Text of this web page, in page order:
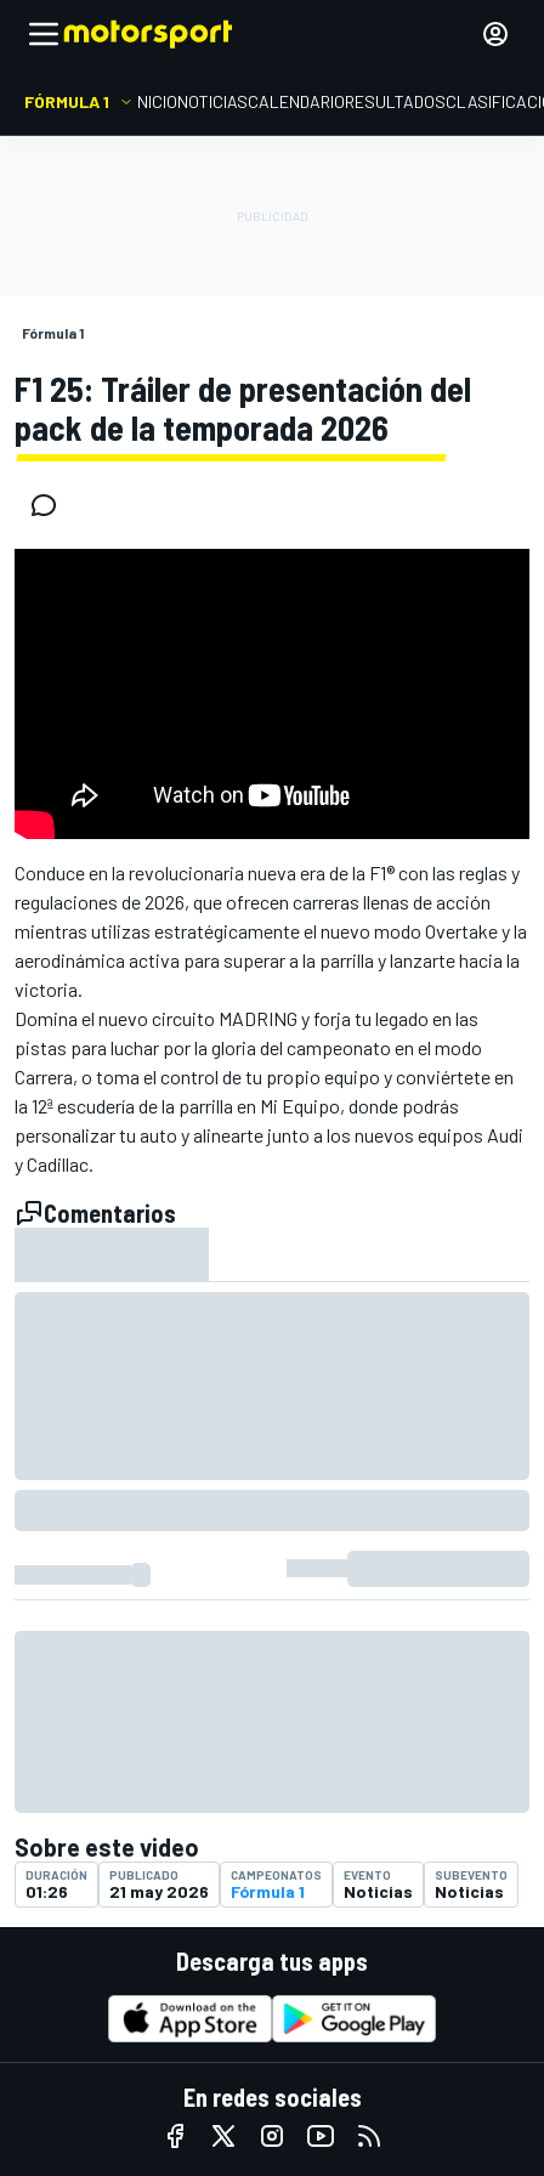
FÓRMULA 1 INICIONOTICIASCALENDARIORESULTADOS
Fórmula 1
F1 25: Tráiler de presentación del
pack de la temporada 2026
Conduce en la revolucionaria nueva era de la F1® con las reglas y
regulaciones de 2026, que ofrecen carreras llenas de acción
mientras utilizas estratégicamente el nuevo modo Overtake y la
aerodinámica activa para superar a la parrilla y lanzarte hacia la
victoria.
Domina el nuevo circuito MADRING y forja tu legado en las
pistas para luchar por la gloria del campeonato en el modo
Carrera, o toma el control de tu propio equipo y conviértete en
la 12ª escudería de la parrilla en Mi Equipo, donde podrás
personalizar tu auto y alinearte junto a los nuevos equipos Audi
y Cadillac.
Comentarios
Sobre este video
DURACIÓN
01:26
PUBLICADO
21 may 2026
CAMPEONATOS
Fórmula 1
EVENTO
Noticias
SUBEVENTO
Noticias
Descarga tus apps
En redes sociales